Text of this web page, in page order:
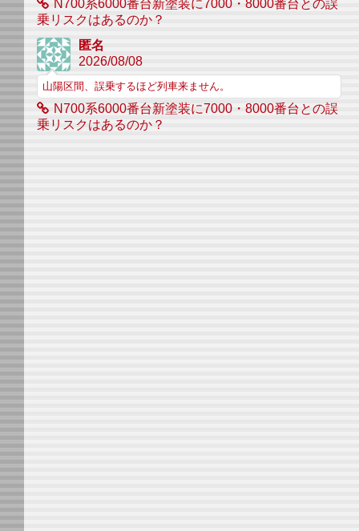
N700系6000番台新塗装に7000・8000番台との誤
乗リスクはあるのか？
匿名
2026/08/08
山陽区間、誤乗するほど列車来ません。
N700系6000番台新塗装に7000・8000番台との誤
乗リスクはあるのか？